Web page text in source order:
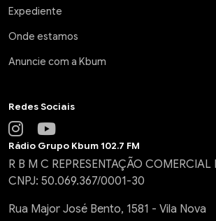
Expediente
Onde estamos
Anuncie com a Kbum
Redes Sociais
Rádio Grupo Kbum 102.7 FM
R B M C REPRESENTAÇÃO COMERCIAL
CNPJ: 50.069.367/0001-30
Rua Major José Bento, 1581 - Vila Nova